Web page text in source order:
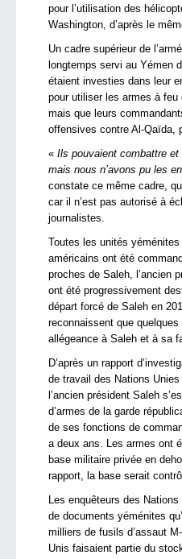
pour l’utilisation des
Washington, d’après le
Un cadre supérieur de
longtemps servi au Yémen
étaient investies dans leur
pour utiliser les armes à feu
mais que leurs
offensives contre Al-Qaïda,
« Ils pouvaient combattre
mais nous n’avons pu les
constate ce même cadre,
car il n’est pas autorisé à
journalistes.
Toutes les unités
américains ont été
proches de Saleh, l’ancien
ont été progressivement
départ forcé de Saleh en
reconnaissent que
allégeance à Saleh et à sa
D’après un rapport
de travail des Nations
l’ancien président Saleh
d’armes de la garde
de ses fonctions de
a deux ans. Les armes ont
base militaire privée en
rapport, la base serait
Les enquêteurs des
de documents yéménites
milliers de fusils d’assaut
Unis faisaient partie du